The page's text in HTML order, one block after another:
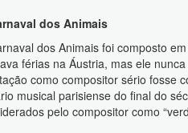
dos Animais
dos Animais foi composto
férias na Áustria, mas ele
como compositor sério fosse
musical parisiense do final do
pelo compositor como